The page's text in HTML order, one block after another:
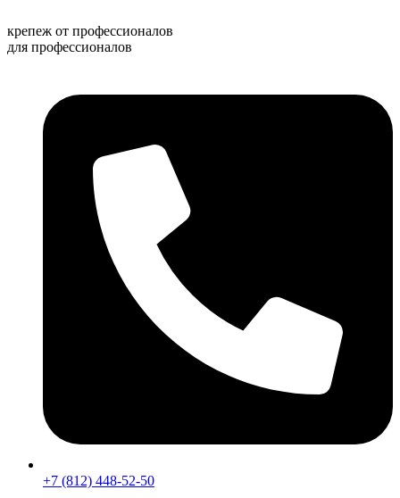
к
содержимому
крепеж от профессионалов
для профессионалов
+7 (812) 448-52-50